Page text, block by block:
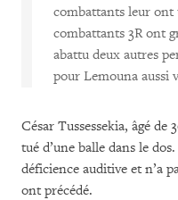
combattants leur ont
combattants 3R ont
abattu deux autres
pour Lemouna aussi
César Tussessekia, âgé de
tué d’une balle dans le
déficience auditive et n’a
ont précédé.